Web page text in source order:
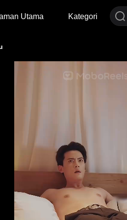
Utama Kategori